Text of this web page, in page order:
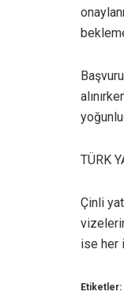
TÜRK
Çinli
ise her
Etiketler: